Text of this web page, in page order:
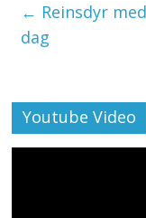
← Reinsdyr
dag
Youtube Video